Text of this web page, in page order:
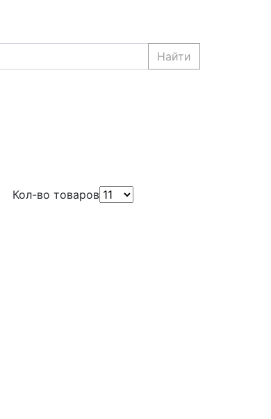
Найти
Кол-во товаров